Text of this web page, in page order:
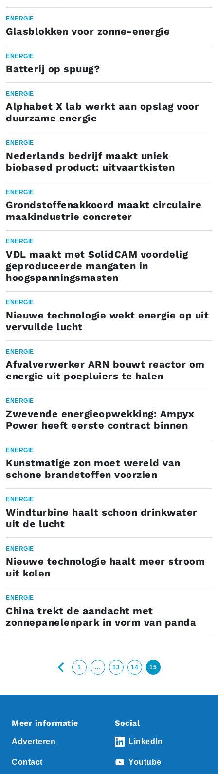
ENERGIE
Glasblokken voor zonne-energie
ENERGIE
Batterij op spuug?
ENERGIE
Alphabet X lab werkt aan opslag voor
duurzame energie
ENERGIE
Nederlands bedrijf maakt uniek
biobased product: uitvaartkisten
ENERGIE
Grondstoffenakkoord maakt circulaire
maakindustrie concreter
ENERGIE
VDL maakt met SolidCAM voordelig
geproduceerde mangaten in
hoogspanningsmasten
ENERGIE
Nieuwe technologie wekt energie op uit
vervuilde lucht
ENERGIE
Afvalverwerker ARN bouwt reactor om
energie uit poepluiers te halen
ENERGIE
Zwevende energieopwekking: Ampyx
Power heeft eerste contract binnen
ENERGIE
Kunstmatige zon moet wereld van
schone brandstoffen voorzien
ENERGIE
Windturbine haalt schoon drinkwater
uit de lucht
ENERGIE
Nieuwe technologie haalt meer stroom
uit kolen
ENERGIE
China trekt de aandacht met
zonnepanelenpark in vorm van panda
1 … 13 14 15
Meer informatie
Adverteren
Contact
Social
LinkedIn
Youtube